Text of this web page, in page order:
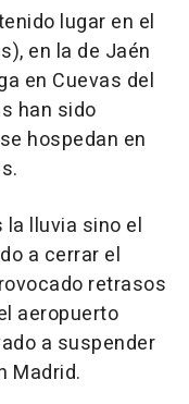
lugar en el
en la de Jaén
en Cuevas del
han sido
hospedan en
la lluvia sino el
a cerrar el
retrasos
aeropuerto
a suspender
Madrid.